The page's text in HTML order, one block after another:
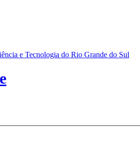
e Tecnologia do Rio Grande do Sul